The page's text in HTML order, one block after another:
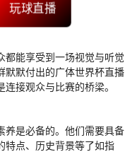
玩球直播
都能享受到一场视觉与听觉
默默付出的广体世界杯直播
接观众与比赛的桥梁。
养是必备的。他们需要具备
特点、历史背景等了如指